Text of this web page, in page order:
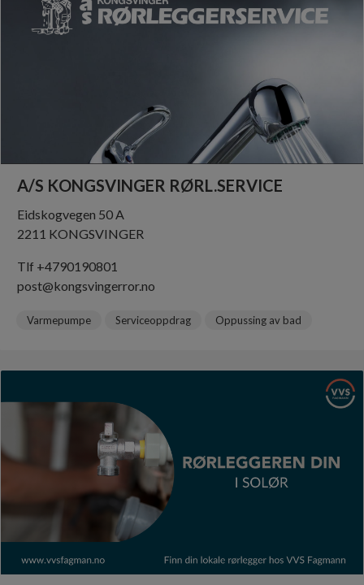
A/S KONGSVINGER RØRL.SERVICE
Eidskogvegen 50 A
2211 KONGSVINGER
Tlf +4790190801
post@kongsvingerror.no
Oppussing av bad
Serviceoppdrag
Varmepumpe